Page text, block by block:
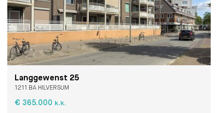
Langgewenst 25
1211 BA HILVERSUM
€ 365.000 k.k.